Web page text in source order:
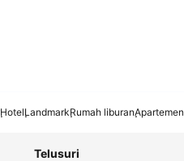
HotelLandmarkRumah liburanApartemen
Telusuri